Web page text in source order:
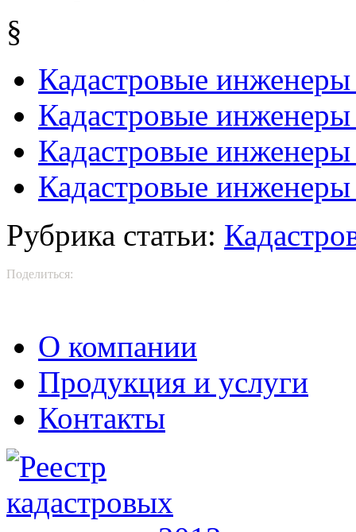
§
Кадастровые
Кадастровые инженеры
Кадастровые
Кадастровые
Рубрика статьи:
Поделиться:
О компании
Продукция и услуги
Контакты